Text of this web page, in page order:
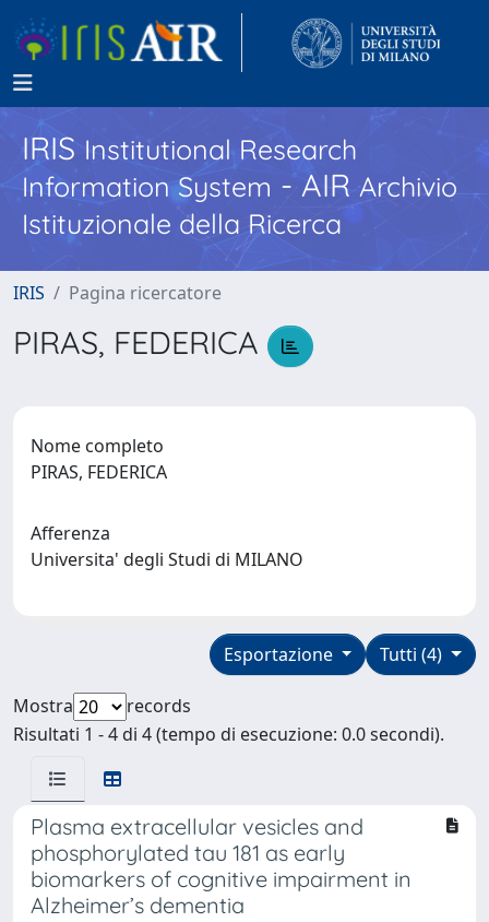
IRISInstitutional Research
Information System - AIR Archivio
Istituzionale della Ricerca
IRIS Pagina ricercatore
PIRAS, FEDERICA
Nome completo
PIRAS, FEDERICA
Afferenza
Universita' degli Studi di MILANO
Tutti (4)
Esportazione
Mostra
records
Risultati 1 - 4 di 4 (tempo di esecuzione: 0.0 secondi).
Plasma extracellular vesicles and
phosphorylated tau 181 as early
biomarkers of cognitive impairment in
Alzheimer’s dementia